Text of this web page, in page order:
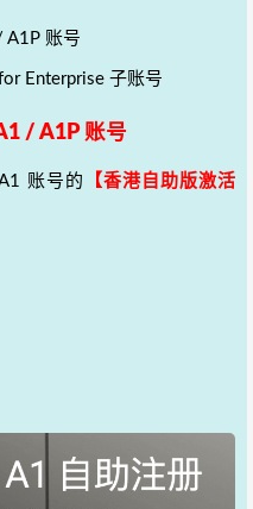
A1P 账号
Enterprise 子账号
/ A1P 账号
账号的
【香港自助版激活